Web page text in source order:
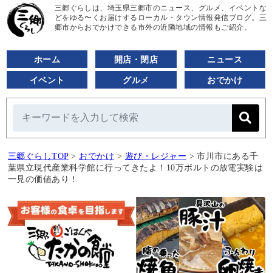
三郷ぐらしは、埼玉県三郷市のニュース、グルメ、イベントな
どをゆる〜くお届けするローカル・タウン情報発信ブログ。三
郷市からおでかけできる市外の近隣地域の情報もご紹介。
ホーム 開店・閉店 ニュース
イベント グルメ おでかけ
三郷ぐらしTOP > おでかけ > 遊び・レジャー > 市川市にある千
葉県立現代産業科学館に行ってきたよ！10万ボルトの放電実験は
一見の価値あり！